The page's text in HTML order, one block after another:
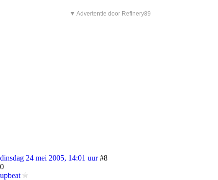
▼ Advertentie door Refinery89
dinsdag 24 mei 2005, 14:01 uur #8
0
upbeat